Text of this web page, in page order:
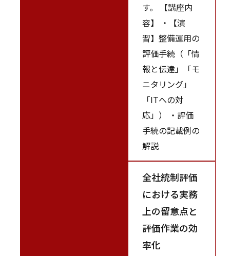
す。 【講座内
容】 ・【演
習】整備運用の
評価手続（「情
報と伝達」「モ
ニタリング」
「ITへの対
応」） ・評価
手続の記載例の
解説
全社統制評価
における実務
上の留意点と
評価作業の効
率化